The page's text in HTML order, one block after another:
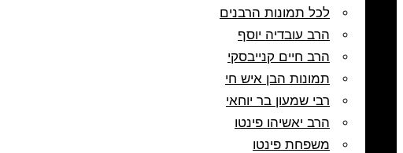
לכל תמונות הרבנים
הרב עובדיה יוסף
הרב חיים קנייבסקי
תמונות הבן איש חי
רבי שמעון בר יוחאי
הרב יאשיהו פינטו
משפחת פינטו